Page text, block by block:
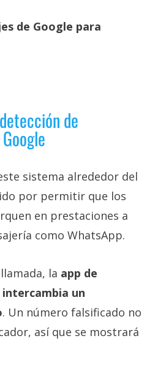
de Google para
de
sistema alrededor del
por permitir que los
en prestaciones a
como WhatsApp.
la app de
un
. Un número falsificado no
así que se mostrará